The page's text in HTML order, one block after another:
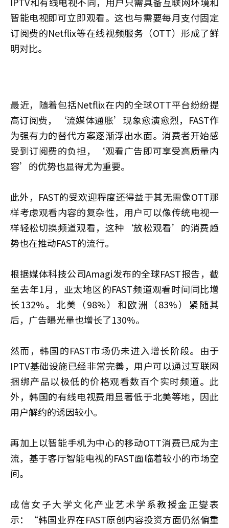
智能电视即可立即观看。这也与需要每月支付固定
订阅费的Netflix等在线视频服务（OTT）形成了鲜
明对比。
最近，随着包括Netflix在内的全球OTT平台纷纷提
高订阅费，‘流媒体通胀’现象愈演愈烈，FAST作
为强有力的替代方案逐渐浮出水面。消费者开始感
受到订阅费的负担，‘观看广告即可享受高质量内
容’的优势也显得尤为重要。
此外，FAST的受欢迎程度还得益于其无需像OTT那
样考虑观看内容的复杂性，用户可以像传统电视一
样轻松切换频道观看，这种‘放松观看’的消费趋
势也在推动FAST的流行。
根据媒体科技公司Amagi发布的全球FAST报告，截
至去年1月，亚太地区的FAST频道观看时间同比增
长132%。北美（98%）和欧洲（83%）紧随其
后，广告曝光量也增长了130%。
然而，韩国的FAST市场仍未进入增长阶段。由于
IPTV基础设施已经非常完善，用户可以通过互联网
捆绑产品以极低的价格观看数百个实时频道。此
外，韩国的有线电视费用显著低于北美等地，因此
用户解约的诱因较小。
再加上以智能手机为中心的移动OTT消费已成为主
流，基于客厅智能电视的FAST面临着较小的市场空
间。
成信女子大学文化产业艺术学系教授金正燮表
示：“韩国业界在FAST原创内容投资方面仍然偏重